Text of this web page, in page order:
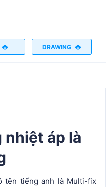
DRAWING
nhiệt áp là
tên tiếng anh là Multi-fix